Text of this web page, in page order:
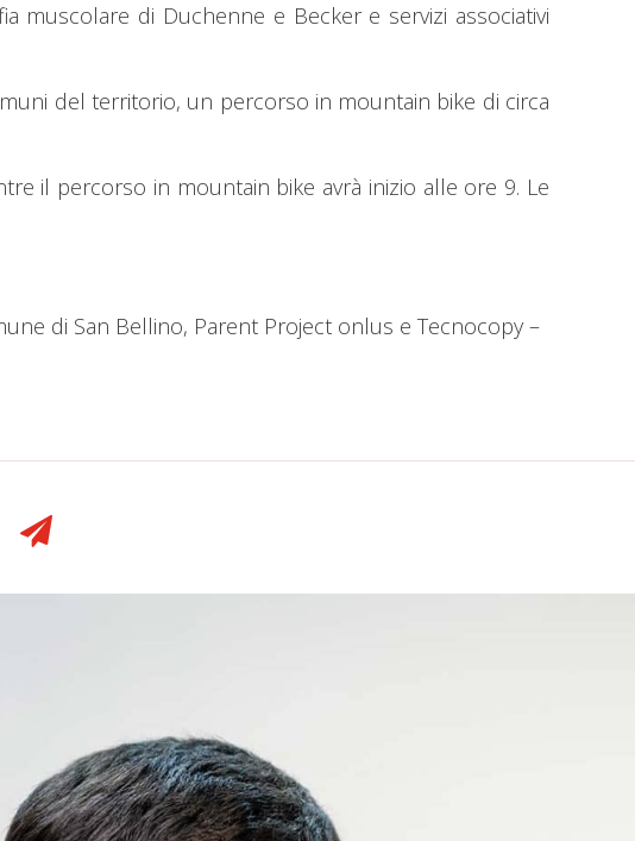
muscolare di Duchenne e Becker e servizi associativi
del territorio, un percorso in mountain bike di circa
il percorso in mountain bike avrà inizio alle ore 9. Le
di San Bellino, Parent Project onlus e Tecnocopy –